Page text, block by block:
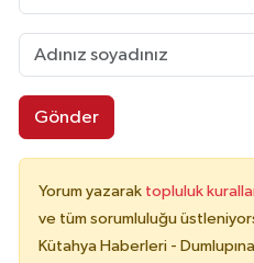
Gönder
Yorum yazarak topluluk
ve tüm sorumluluğu
Kütahya Haberleri -